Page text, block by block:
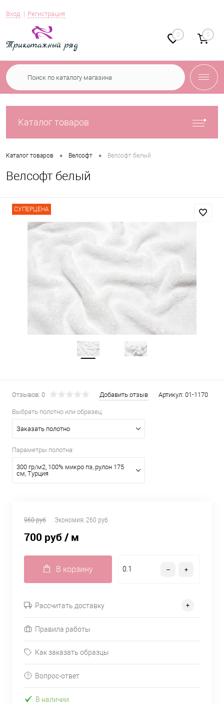
Вход Регистрация
0 0
Каталог товаров
Каталог товаров • Велсофт • Велсофт белый
Велсофт белый
СУПЕРЦЕНА
Отзывов: 0 Добавить отзыв Артикул: 01-1170
Выбрать полотно или образец:
Заказать полотно
Параметры полотна:
300 гр/м2, 100% микро пэ, рулон 175
см, Турция
960 руб Экономия: 260 руб
700 руб/ м
В корзину
Рассчитать доставку
Правила работы
Как заказать образцы
Вопрос-ответ
В наличии